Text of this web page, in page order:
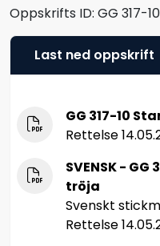
Oppskrifts ID: GG 317-10
Last ned oppskrift
GG 317-10
Rettelse
SVENSK - GG
tröja
Svenskt
Rettelse